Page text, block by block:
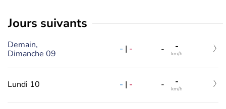
jours suivants
Demain,
Dimanche 09
- | - - -
km/h
Lundi 10 - | - - -
km/h